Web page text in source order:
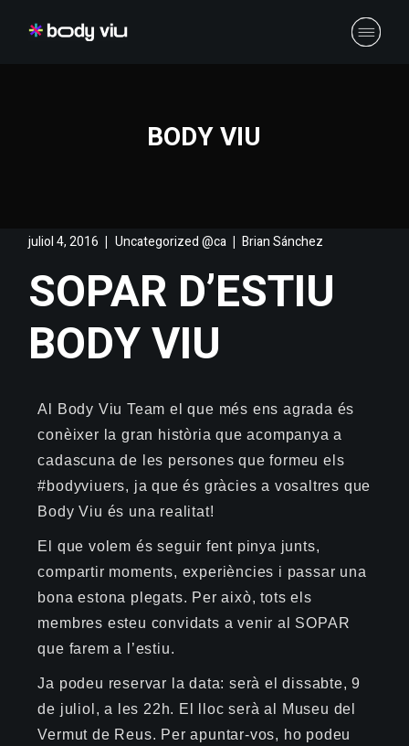
BODY VIU
juliol 4, 2016 Uncategorized @ca Brian Sánchez
SOPAR D’ESTIU
BODY VIU
Al Body Viu Team el que més ens agrada és
conèixer la gran història que acompanya a
cadascuna de les persones que formeu els
#bodyviuers, ja que és gràcies a vosaltres que
Body Viu és una realitat!
El que volem és seguir fent pinya junts,
compartir moments, experiències i passar una
bona estona plegats. Per això, tots els
membres esteu convidats a venir al SOPAR
que farem a l’estiu.
Ja podeu reservar la data: serà el dissabte, 9
de juliol, a les 22h. El lloc serà al Museu del
Vermut de Reus. Per apuntar-vos, ho podeu